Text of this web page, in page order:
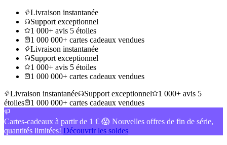
Livraison instantanée
Support exceptionnel
1 000+ avis 5 étoiles
1 000 000+ cartes cadeaux vendues
Livraison instantanée
Support exceptionnel
1 000+ avis 5 étoiles
1 000 000+ cartes cadeaux vendues
Livraison instantanée
Support exceptionnel
1 000+ avis 5
étoiles
1 000 000+ cartes cadeaux vendues
Cartes-cadeaux à partir de 1 € 😱 Nouvelles offres de fin de série,
quantités limitées! Découvrir les soldes